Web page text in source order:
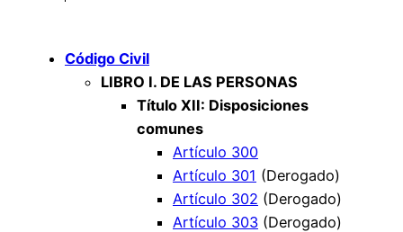
Código Civil
LIBRO I. DE LAS PERSONAS
Título XII: Disposiciones
comunes
Artículo 300
Artículo 301 (Derogado)
Artículo 302 (Derogado)
Artículo 303 (Derogado)